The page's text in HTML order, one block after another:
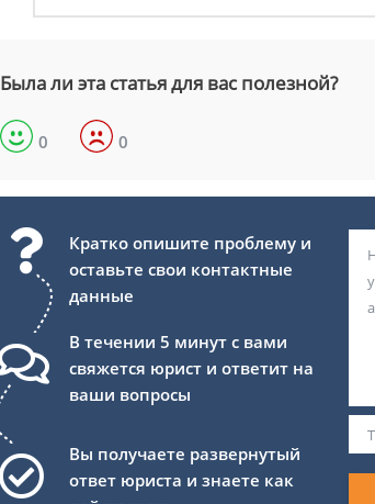
Была ли эта статья для вас полезной?
0 0
Кратко опишите проблему и
оставьте свои контактные
данные
В течении 5 минут с вами
свяжется юрист и ответит на
ваши вопросы
Вы получаете развернутый
ответ юриста и знаете как